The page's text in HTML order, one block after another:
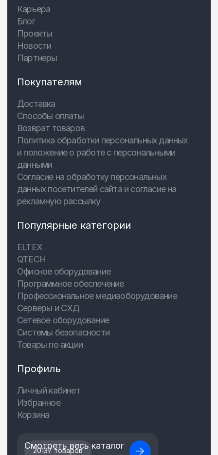
Карьера
Блог
Проекты
Новости
Партнеры
Покупателям
Доставка
Способы оплаты
Возврат товаров
Политика обработки персональных данных
и положение о работе с персональными
данными
Согласие на обработку персональных
данных посетителей сайта и согласие на
рекламную рассылку
Популярные категории
ELTEX
QTECH
Офисное оборудование
Программное обеспечение
Профессиональное медиаоборудование
Серверы и СХД
Сетевое оборудование
Системы безопасности
Товары по акции
Профиль
Личный кабинет
Избранное
Корзина
20137 товаров
Смотреть весь каталог